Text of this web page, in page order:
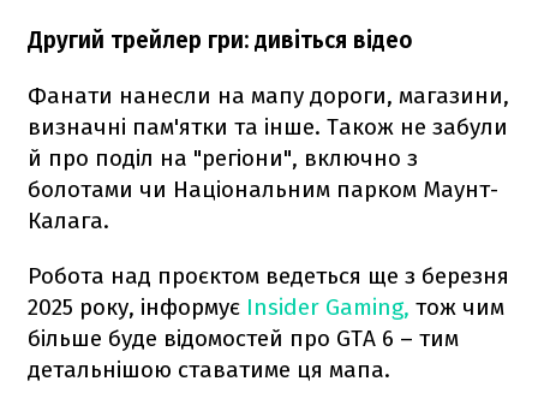
Другий трейлер гри: дивіться відео
Фанати нанесли на мапу дороги, магазини,
визначні пам'ятки та інше. Також не забули
й про поділ на "регіони", включно з
болотами чи Національним парком Маунт-
Калага.
Робота над проєктом ведеться ще з березня
2025 року, інформує Insider Gaming, тож чим
більше буде відомостей про GTA 6 – тим
детальнішою ставатиме ця мапа.